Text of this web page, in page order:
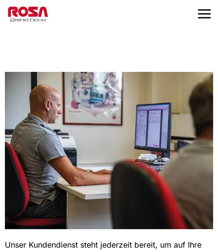
Unser Kundendienst steht jederzeit bereit, um auf Ihre